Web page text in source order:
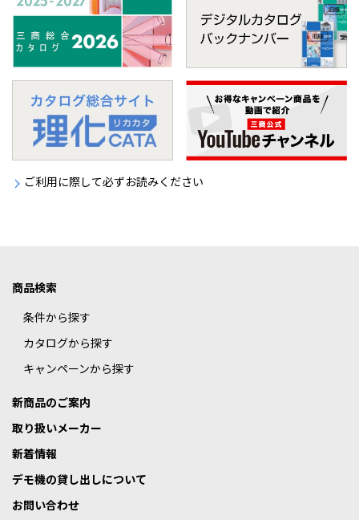
ご利用に際して必ずお読みください
商品検索
条件から探す
カタログから探す
キャンペーンから探す
新商品のご案内
取り扱いメーカー
新着情報
デモ機の貸し出しについて
お問い合わせ